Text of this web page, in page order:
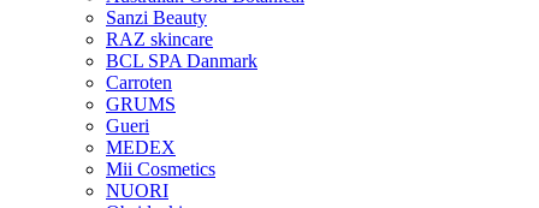
Sanzi Beauty
RAZ skincare
BCL SPA Danmark
Carroten
GRUMS
Gueri
MEDEX
Mii Cosmetics
NUORI